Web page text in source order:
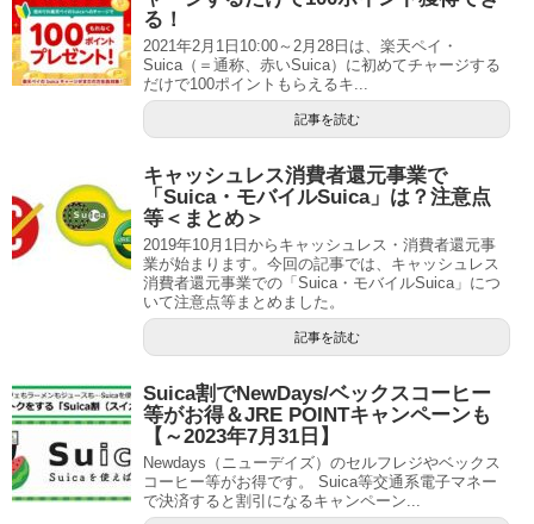
る！
2021年2月1日10:00～2月28日は、楽天ペイ・
Suica（＝通称、赤いSuica）に初めてチャージする
だけで100ポイントもらえるキ...
記事を読む
キャッシュレス消費者還元事業で
「Suica・モバイルSuica」は？注意点
等＜まとめ＞
2019年10月1日からキャッシュレス・消費者還元事
業が始まります。今回の記事では、キャッシュレス
消費者還元事業での「Suica・モバイルSuica」につ
いて注意点等まとめました。
記事を読む
Suica割でNewDays/ベックスコーヒー
等がお得＆JRE POINTキャンペーンも
【～2023年7月31日】
Newdays（ニューデイズ）のセルフレジやベックス
コーヒー等がお得です。 Suica等交通系電子マネー
で決済すると割引になるキャンペーン...